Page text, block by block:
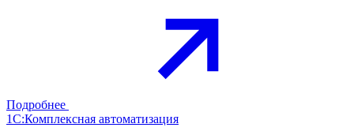
Подробнее
1С:Комплексная автоматизация